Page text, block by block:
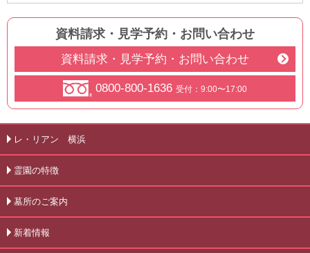
資料請求・見学予約 ・ お問い合わせ
資料請求・見学予約・お問い合わせ
0800-800-1636 受付：9:00〜17:00
レ・リアン 横浜
霊園の特徴
墓所のご案内
新着情報